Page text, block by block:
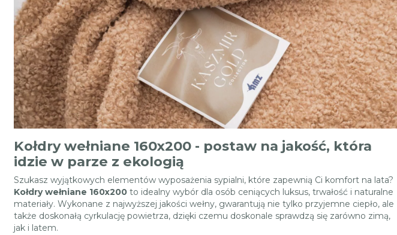
Kołdry wełniane 160x200 - postaw na jakość, która
idzie w parze z ekologią
Szukasz wyjątkowych elementów wyposażenia sypialni, które zapewnią Ci komfort na lata?
Kołdry wełniane 160x200 to idealny wybór dla osób ceniących luksus, trwałość i naturalne
materiały. Wykonane z najwyższej jakości wełny, gwarantują nie tylko przyjemne ciepło, ale
także doskonałą cyrkulację powietrza, dzięki czemu doskonale sprawdzą się zarówno zimą,
jak i latem.